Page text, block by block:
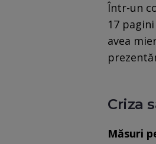
Într-un
17
avea
Criza
Măsuri